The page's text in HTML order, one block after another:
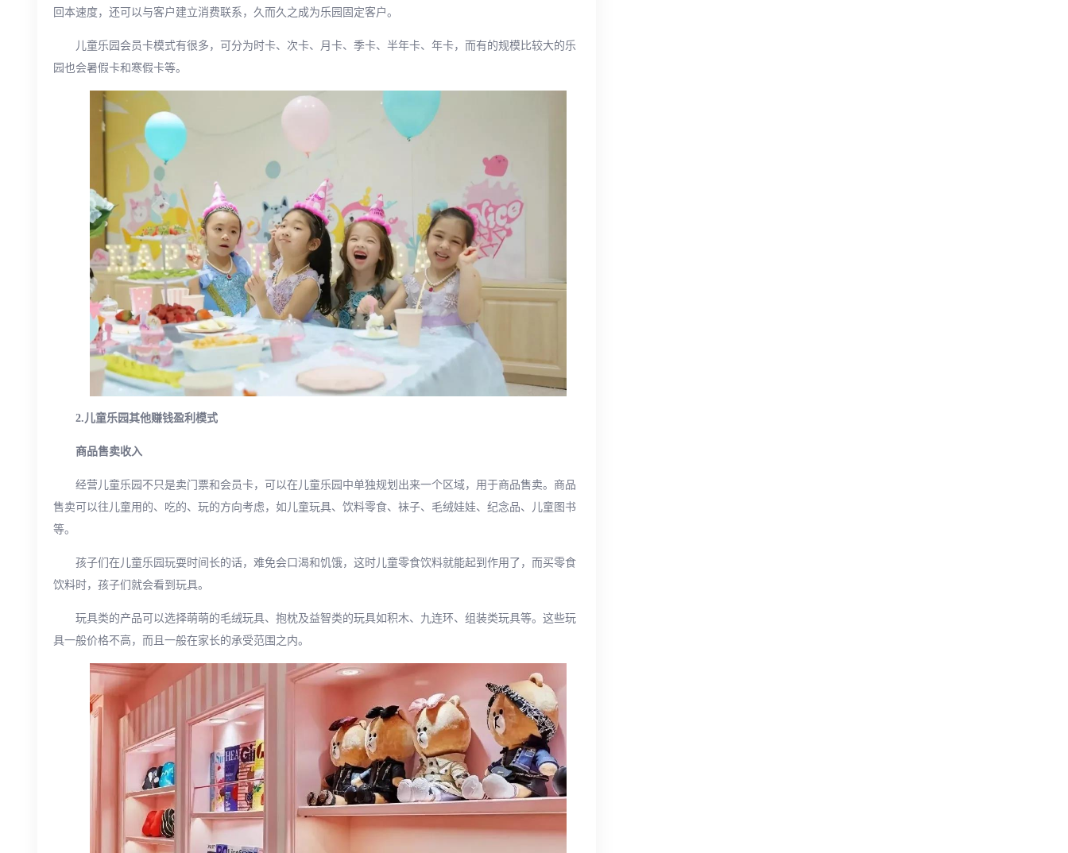
回本速度，还可以与客户建立消费联系，久而久之成为乐园固定客户。
儿童乐园会员卡模式有很多，可分为时卡、次卡、月卡、季卡、半年卡、年卡，而有的规模比较大的乐
园也会暑假卡和寒假卡等。
2.儿童乐园其他赚钱盈利模式
商品售卖收入
经营儿童乐园不只是卖门票和会员卡，可以在儿童乐园中单独规划出来一个区域，用于商品售卖。商品
售卖可以往儿童用的、吃的、玩的方向考虑，如儿童玩具、饮料零食、袜子、毛绒娃娃、纪念品、儿童图书
等。
孩子们在儿童乐园玩耍时间长的话，难免会口渴和饥饿，这时儿童零食饮料就能起到作用了，而买零食
饮料时，孩子们就会看到玩具。
玩具类的产品可以选择萌萌的毛绒玩具、抱枕及益智类的玩具如积木、九连环、组装类玩具等。这些玩
具一般价格不高，而且一般在家长的承受范围之内。